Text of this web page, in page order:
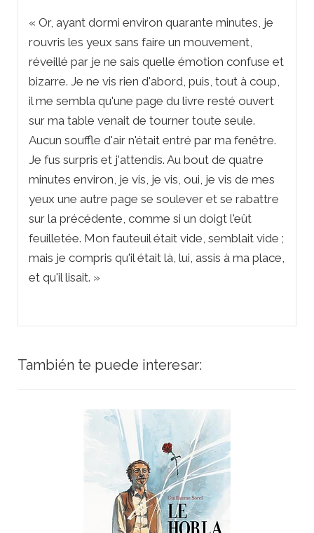
« Or, ayant dormi environ quarante minutes, je
rouvris les yeux sans faire un mouvement,
réveillé par je ne sais quelle émotion confuse et
bizarre. Je ne vis rien d'abord, puis, tout à coup,
il me sembla qu'une page du livre resté ouvert
sur ma table venait de tourner toute seule.
Aucun souffle d'air n'était entré par ma fenêtre.
Je fus surpris et j'attendis. Au bout de quatre
minutes environ, je vis, je vis, oui, je vis de mes
yeux une autre page se soulever et se rabattre
sur la précédente, comme si un doigt l'eût
feuilletée. Mon fauteuil était vide, semblait vide ;
mais je compris qu'il était là, lui, assis à ma place,
et qu'il lisait. »
También te puede interesar: